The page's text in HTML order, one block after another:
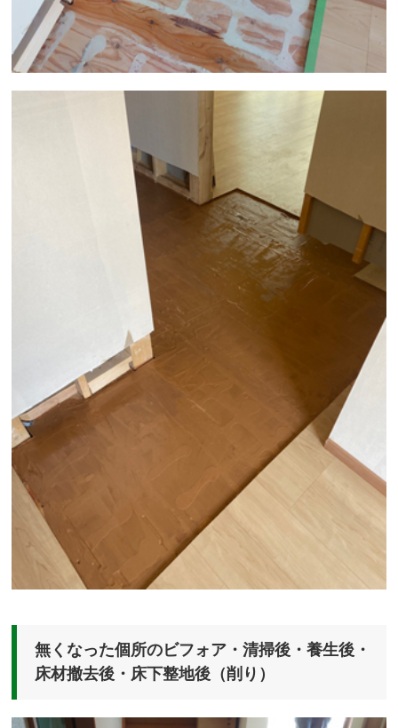
無くなった個所のビフォア・清掃後・養生後・
床材撤去後・床下整地後（削り）